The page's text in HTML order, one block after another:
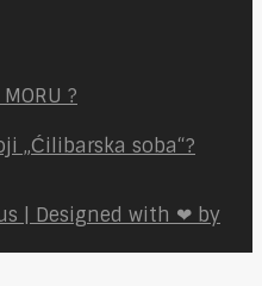
?
„Ćilibarska soba“?
| Designed with ❤ by